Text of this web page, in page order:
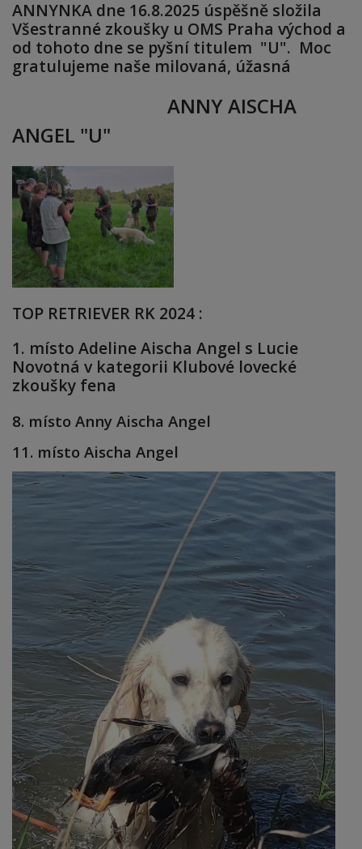
ANNYNKA dne 16.8.2025 úspěšně složila
Všestranné zkoušky u OMS Praha východ a
od tohoto dne se pyšní titulem "U". Moc
gratulujeme naše milovaná, úžasná
ANNY AISCHA
ANGEL "U"
TOP RETRIEVER RK 2024 :
1. místo Adeline Aischa Angel s Lucie
Novotná v kategorii Klubové lovecké
zkoušky fena
8. místo Anny Aischa Angel
11. místo Aischa Angel